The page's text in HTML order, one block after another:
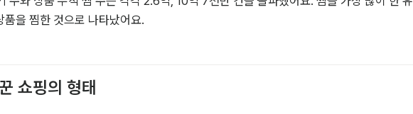
을 찜한 것으로 나타났어요.
쇼핑의 형태